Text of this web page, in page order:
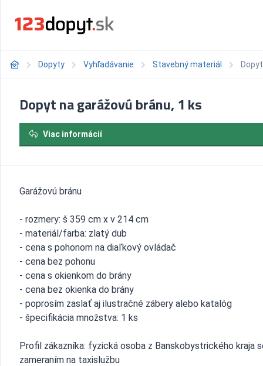
Dopyty Vyhľadávanie Stavebný materiál
Dopyt na garážovú bránu, 1 ks
Viac informácií
Garážovú bránu
- rozmery: š 359 cm x v 214 cm
- materiál/farba: zlatý dub
- cena s pohonom na diaľkový ovládač
- cena bez pohonu
- cena s okienkom do brány
- cena bez okienka do brány
- poprosím zaslať aj ilustračné zábery alebo katalóg
- špecifikácia množstva: 1 ks
Profil zákazníka: fyzická osoba z Banskobystrického kraja
zameraním na taxislužbu